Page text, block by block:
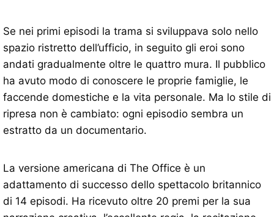
Se nei primi episodi la trama si sviluppava solo nello
spazio ristretto dell’ufficio, in seguito gli eroi sono
andati gradualmente oltre le quattro mura. Il pubblico
ha avuto modo di conoscere le proprie famiglie, le
faccende domestiche e la vita personale. Ma lo stile di
ripresa non è cambiato: ogni episodio sembra un
estratto da un documentario.
La versione americana di The Office è un
adattamento di successo dello spettacolo britannico
di 14 episodi. Ha ricevuto oltre 20 premi per la sua